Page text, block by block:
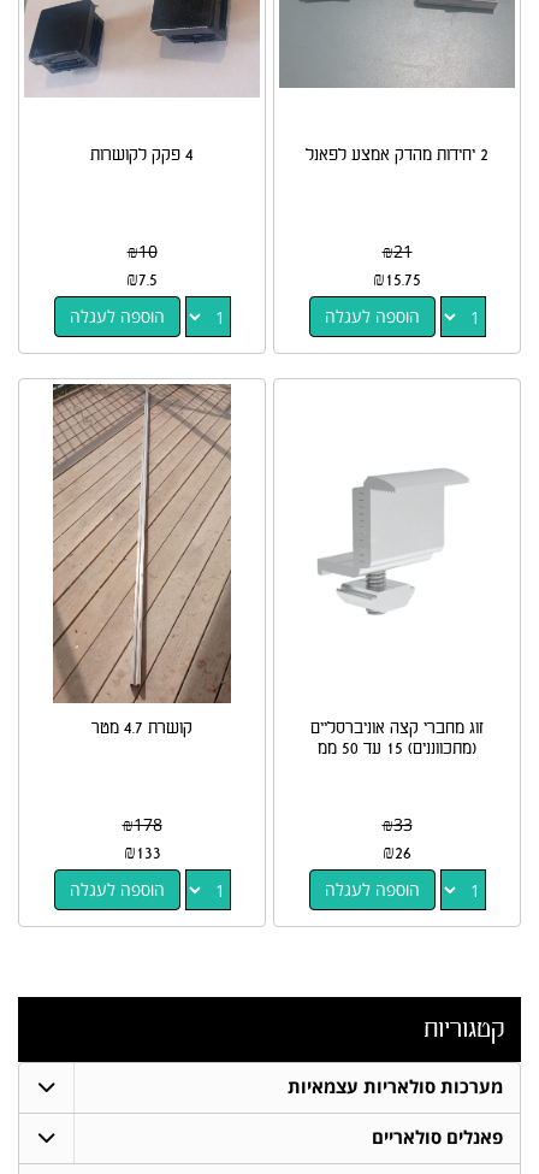
2 יחידות מהדק אמצע לפאנל
₪21
₪15.75
הוספה לעגלה
4 פקק לקושרות
₪10
₪7.5
הוספה לעגלה
זוג מחברי קצה אוניברסליים
(מתכווננים) 15 עד 50 ממ
₪33
₪26
הוספה לעגלה
קושרת 4.7 מטר
₪178
₪133
הוספה לעגלה
קטגוריות
מערכות סולאריות עצמאיות
פאנלים סולאריים